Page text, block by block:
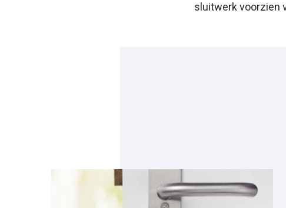
sluitwerk voorzien